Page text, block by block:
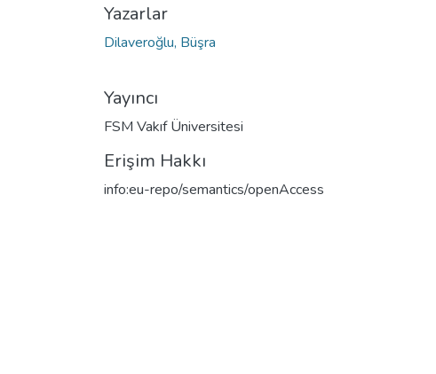
Yazarlar
Dilaveroğlu, Büşra
Yayıncı
FSM Vakıf Üniversitesi
Erişim Hakkı
info:eu-repo/semantics/openAccess